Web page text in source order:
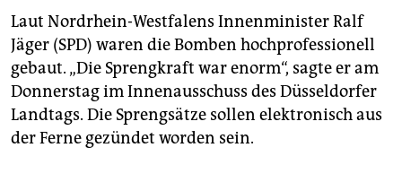
Laut Nordrhein-Westfalens Innenminister Ralf
Jäger (SPD) waren die Bomben hochprofessionell
gebaut. „Die Sprengkraft war enorm“, sagte er am
Donnerstag im Innenausschuss des Düsseldorfer
Landtags. Die Sprengsätze sollen elektronisch aus
der Ferne gezündet worden sein.